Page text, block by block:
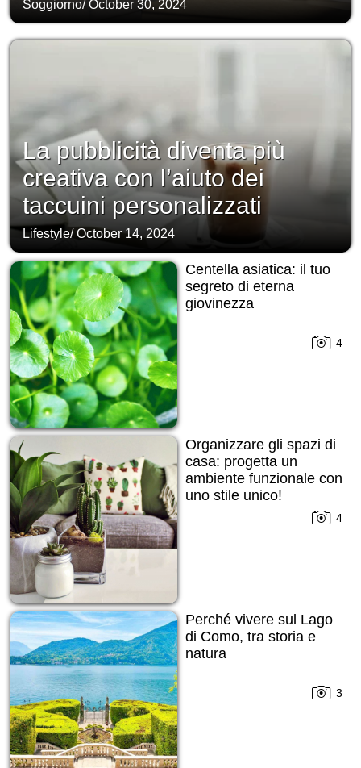
Soggiorno/October 30, 2024
La pubblicità diventa più
creativa con l’aiuto dei
taccuini personalizzati
Lifestyle/October 14, 2024
Centella asiatica: il tuo
segreto di eterna
giovinezza
4
Organizzare gli spazi di
casa: progetta un
ambiente funzionale con
uno stile unico!
4
Perché vivere sul Lago
di Como, tra storia e
natura
3